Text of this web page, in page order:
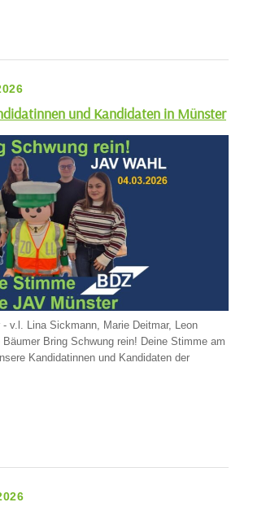
und Kandidaten in Münster
v.l. Lina Sickmann, Marie Deitmar, Leon
Bäumer Bring Schwung rein! Deine Stimme am
Kandidatinnen und Kandidaten der